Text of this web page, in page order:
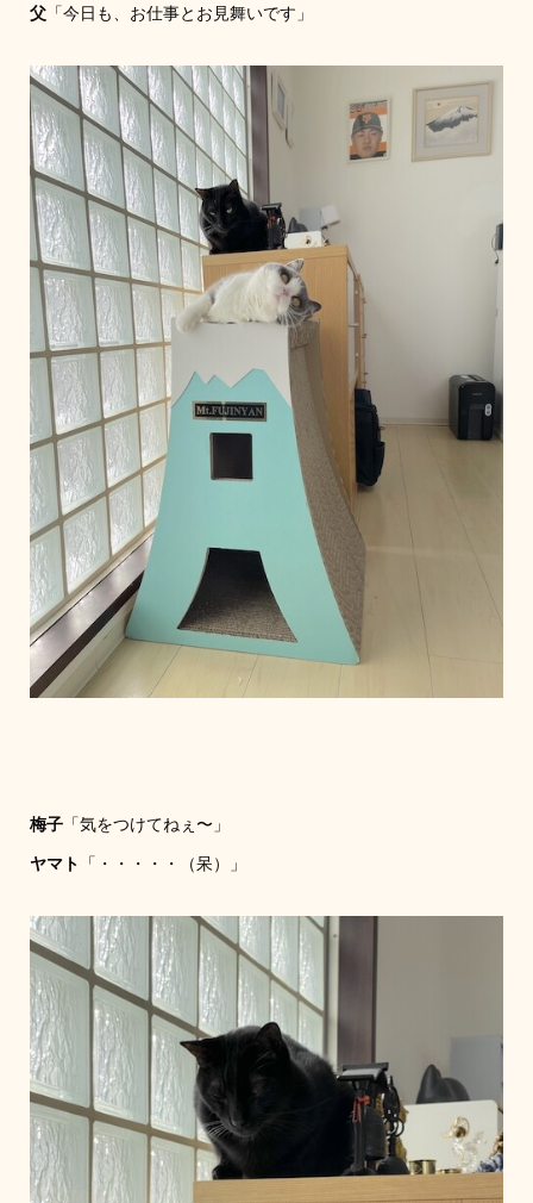
父「今日も、お仕事とお見舞いです」
梅子「気をつけてねぇ〜」
ヤマト 「・・・・・（呆）」